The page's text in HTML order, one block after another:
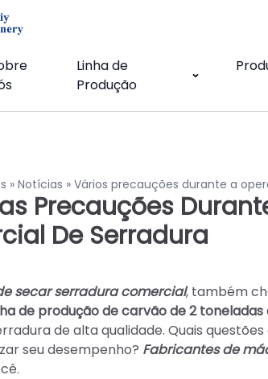
Linha de
Produção
» Notícias » Vários precauções durante a
Precauções
De Serradura
secar serradura comercial, também
de produção de carvão de 2 toneladas
de alta qualidade. Quais
seu desempenho? Fabricantes de